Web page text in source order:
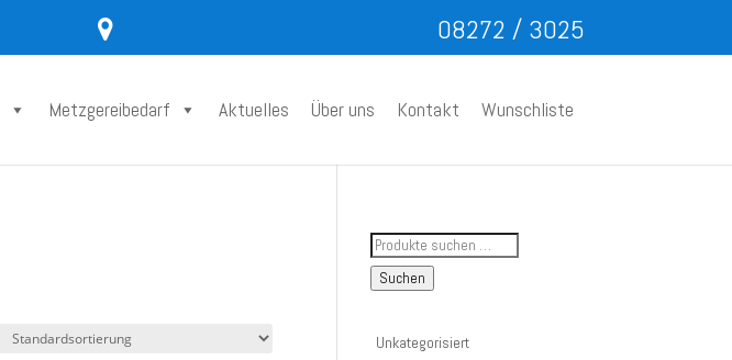
08272 / 3025
Metzgereibedarf Aktuelles Über uns Kontakt Wunschliste
Suche
nach
oder
Suchen
Unkategorisiert